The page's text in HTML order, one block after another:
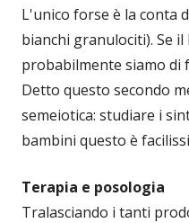
L'unico forse è la conta
bianchi granulociti). Se
probabilmente siamo di
Detto questo secondo
semeiotica: studiare i
bambini questo è
Terapia e posologia
Tralasciando i tanti